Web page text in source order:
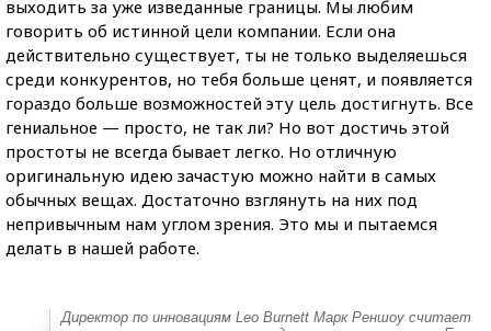
выходить за уже изведанные границы. Мы любим
говорить об истинной цели компании. Если она
действительно существует, ты не только выделяешься
среди конкурентов, но тебя больше ценят, и появляется
гораздо больше возможностей эту цель достигнуть. Все
гениальное — просто, не так ли? Но вот достичь этой
простоты не всегда бывает легко. Но отличную
оригинальную идею зачастую можно найти в самых
обычных вещах. Достаточно взглянуть на них под
непривычным нам углом зрения. Это мы и пытаемся
делать в нашей работе.
Директор по инновациям Leo Burnett Марк Реншоу считает